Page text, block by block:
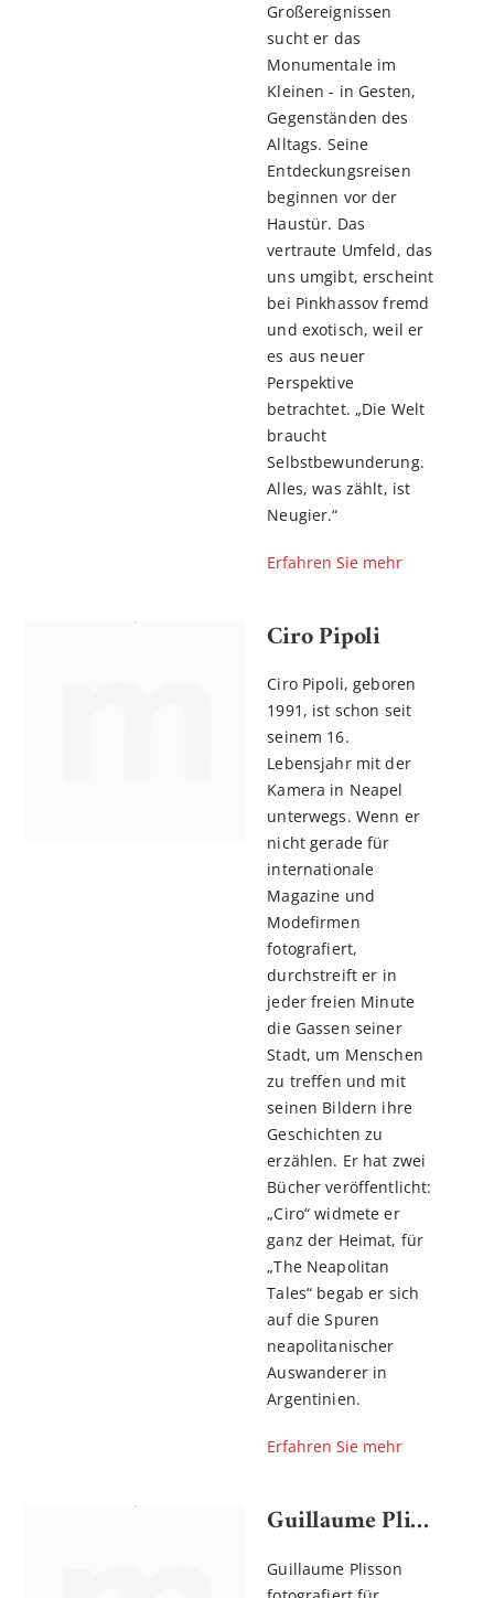
Großereignissen
sucht er das
Monumentale im
Kleinen - in Gesten,
Gegenständen des
Alltags. Seine
Entdeckungsreisen
beginnen vor der
Haustür. Das
vertraute Umfeld, das
uns umgibt, erscheint
bei Pinkhassov fremd
und exotisch, weil er
es aus neuer
Perspektive
betrachtet. „Die Welt
braucht
Selbstbewunderung.
Alles, was zählt, ist
Neugier.“
Erfahren Sie mehr
Ciro Pipoli
Ciro Pipoli, geboren
1991, ist schon seit
seinem 16.
Lebensjahr mit der
Kamera in Neapel
unterwegs. Wenn er
nicht gerade für
internationale
Magazine und
Modefirmen
fotografiert,
durchstreift er in
jeder freien Minute
die Gassen seiner
Stadt, um Menschen
zu treffen und mit
seinen Bildern ihre
Geschichten zu
erzählen. Er hat zwei
Bücher veröffentlicht:
„Ciro“ widmete er
ganz der Heimat, für
„The Neapolitan
Tales“ begab er sich
auf die Spuren
neapolitanischer
Auswanderer in
Argentinien.
Erfahren Sie mehr
Guillaume Plisson
Guillaume Plisson